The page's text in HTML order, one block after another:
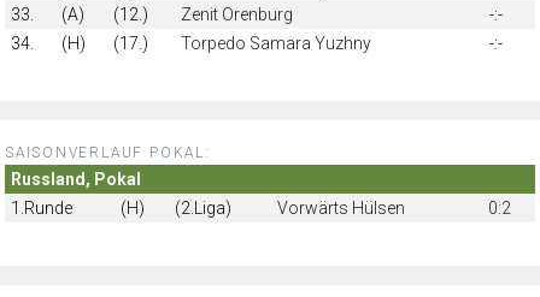
33.
(A) (12.) Zenit Orenburg
-:-
34.
(H) (17.) Torpedo Samara Yuzhny -:-
SAISONVERLAUF POKAL:
Russland, Pokal
1.Runde
(H) (2.Liga) Vorwärts Hülsen 0:2